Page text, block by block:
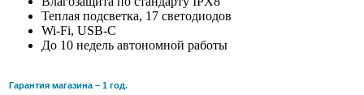
Теплая подсветка, 17 светодиодов
Wi-Fi, USB-C
До 10 недель автономной работы
Гарантия магазина – 1 год.